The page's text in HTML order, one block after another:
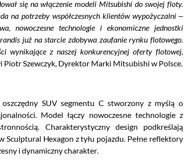
się na włączenie modeli Mitsubishi do swojej floty.
na potrzeby współczesnych klientów wypożyczalni –
nowoczesne technologie i ekonomiczne jednostki
już na starcie zdobywa zaufanie rynku flotowego.
wynikające z naszej konkurencyjnej oferty flotowej,
Piotr Szewczyk, Dyrektor Marki Mitsubishi w Polsce.
SUV segmentu C stworzony z myślą o
Model łączy nowoczesne technologie z
Charakterystyczny design podkreślają
Hexagon z tyłu pojazdu. Pełne reflektory
i dynamiczny charakter.